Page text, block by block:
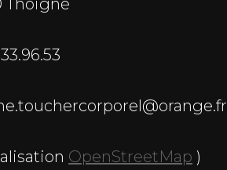
OpenStreetMap )